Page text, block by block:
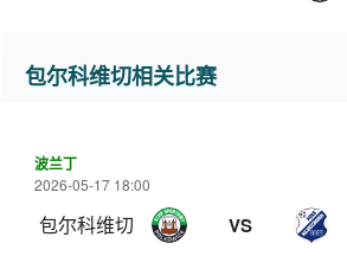
包尔科维切相关比赛
波兰丁
2026-05-17 18:00
包尔科维切 VS